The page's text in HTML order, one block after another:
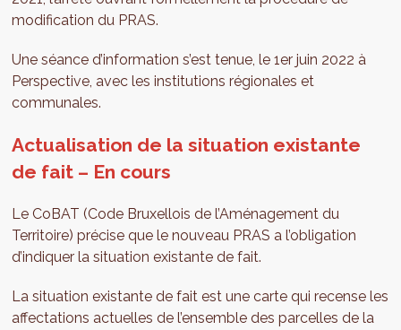
modification du PRAS.
Une séance d’information s’est tenue, le 1er juin 2022 à
Perspective, avec les institutions régionales et
communales.
Actualisation de la situation existante
de fait – En cours
Le CoBAT (Code Bruxellois de l’Aménagement du
Territoire) précise que le nouveau PRAS a l’obligation
d’indiquer la situation existante de fait.
La situation existante de fait est une carte qui recense les
affectations actuelles de l’ensemble des parcelles de la